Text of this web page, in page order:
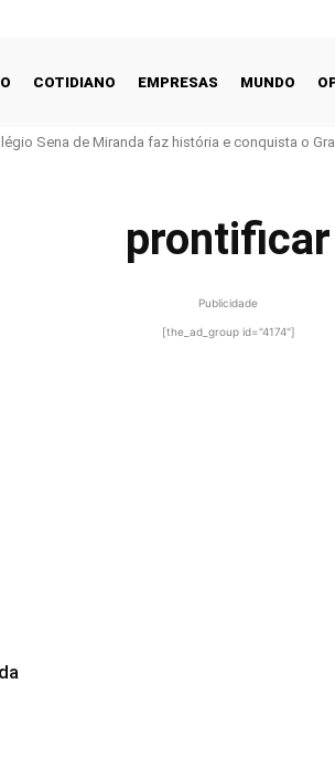
COTIDIANO EMPRESAS MUNDO
Sena de Miranda faz história e conquista o
prontificar
Publicidade
[the_ad_group id="4174"]